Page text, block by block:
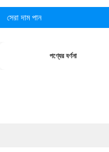
সেরা দাম পান
পণ্যের বর্ণনা